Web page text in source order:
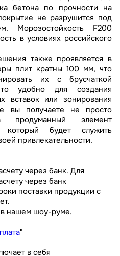
бетона по прочности на
не разрушится под
Морозостойкость F200
в условиях российского
также проявляется в
плит кратны 100 мм, что
их с брусчаткой
удобно для создания
вставок или зонирования
вы получаете не просто
элемент
который будет служить
привлекательности.
через банк. Для
через банк
поставки продукции с
в нашем шоу-руме.
"
в себя